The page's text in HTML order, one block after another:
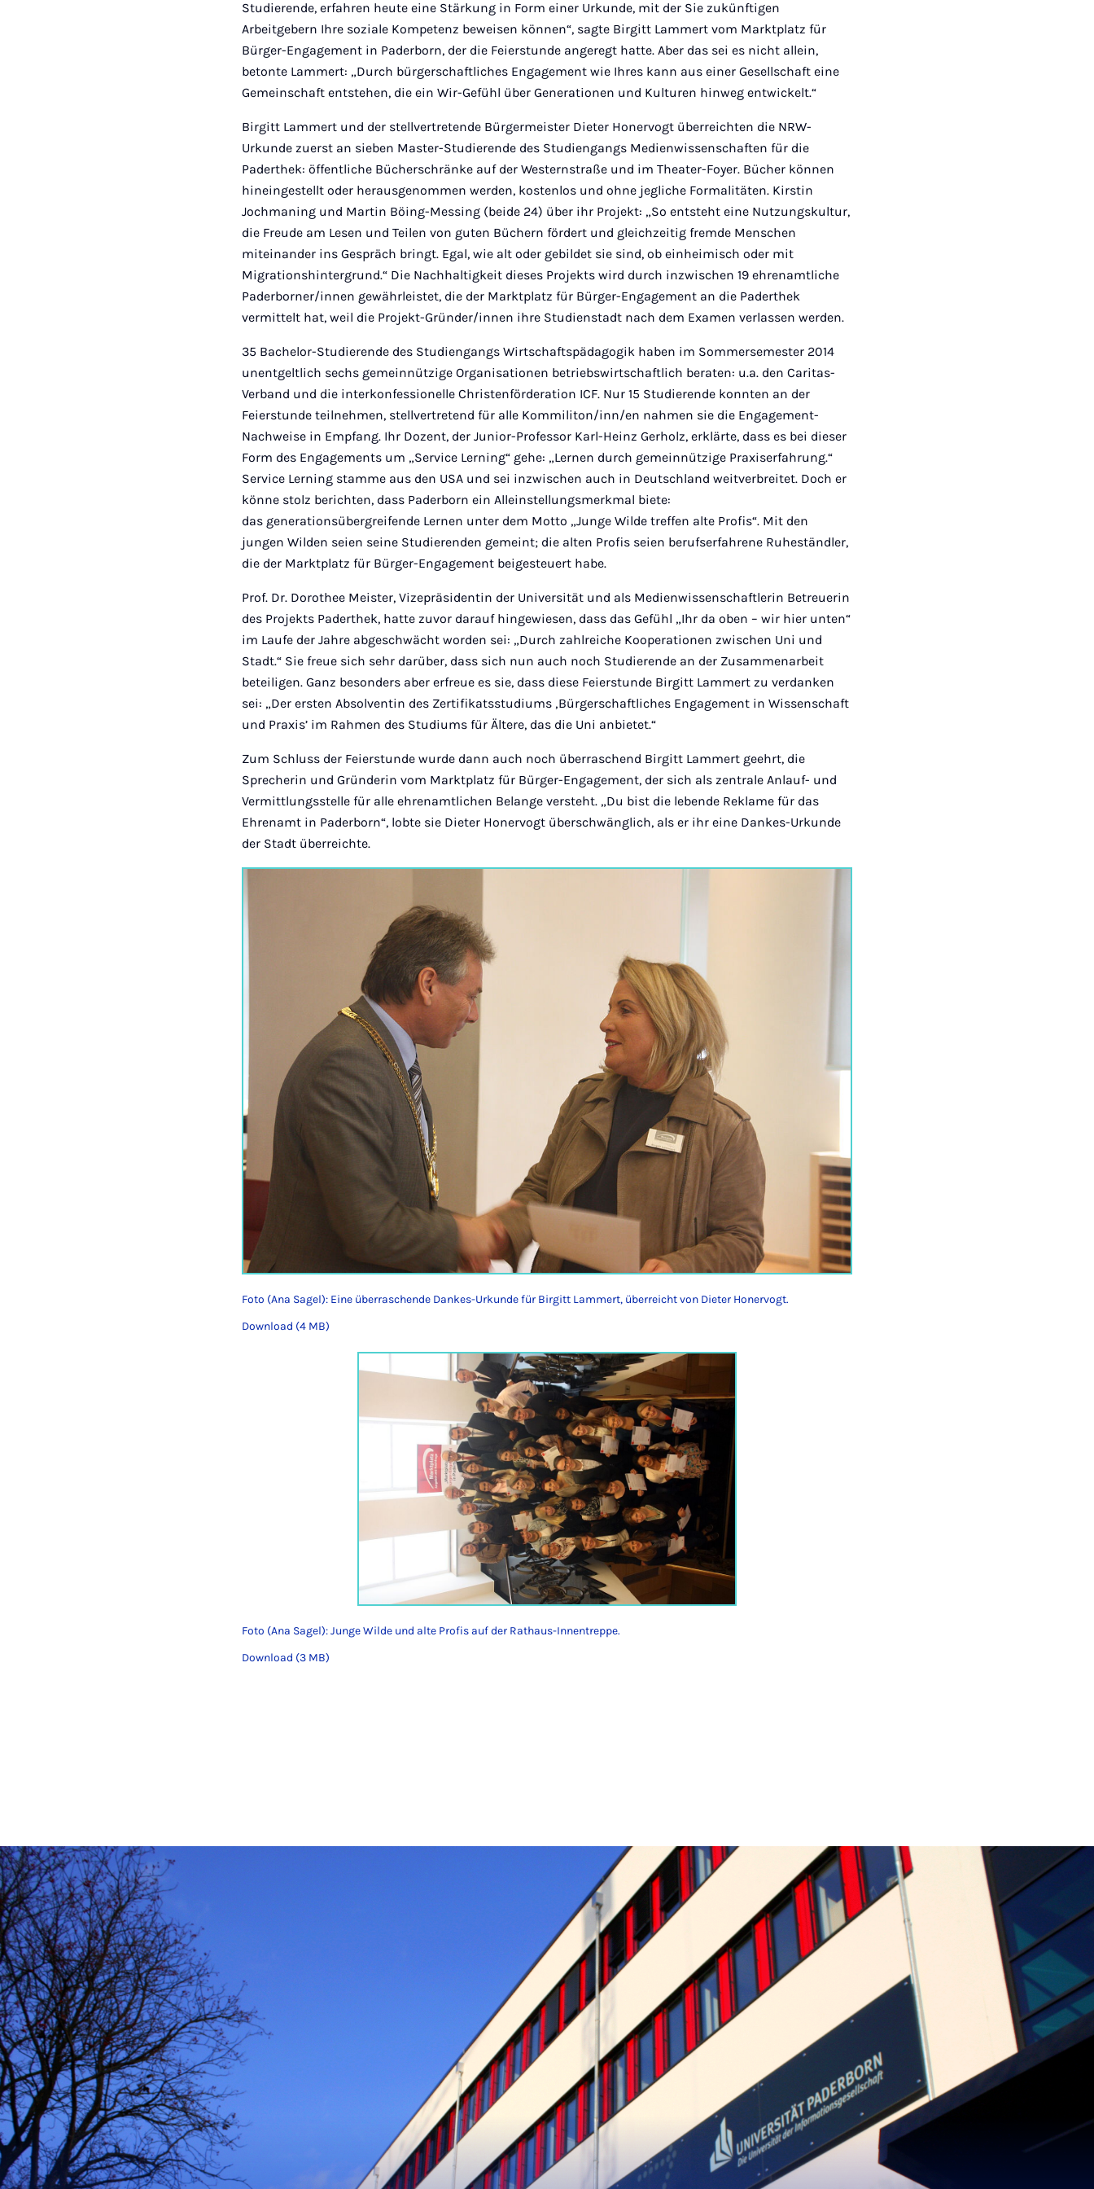
Studierende, erfahren heute eine Stärkung in Form einer Urkunde, mit der Sie zukünftigen
Arbeitgebern Ihre soziale Kompetenz beweisen können“, sagte Birgitt Lammert vom Marktplatz für
Bürger-Engagement in Paderborn, der die Feierstunde angeregt hatte. Aber das sei es nicht allein,
betonte Lammert: „Durch bürgerschaftliches Engagement wie Ihres kann aus einer Gesellschaft eine
Gemeinschaft entstehen, die ein Wir-Gefühl über Generationen und Kulturen hinweg entwickelt.“
Birgitt Lammert und der stellvertretende Bürgermeister Dieter Honervogt überreichten die NRW-
Urkunde zuerst an sieben Master-Studierende des Studiengangs Medienwissenschaften für die
Paderthek: öffentliche Bücherschränke auf der Westernstraße und im Theater-Foyer. Bücher können
hineingestellt oder herausgenommen werden, kostenlos und ohne jegliche Formalitäten. Kirstin
Jochmaning und Martin Böing-Messing (beide 24) über ihr Projekt: „So entsteht eine Nutzungskultur,
die Freude am Lesen und Teilen von guten Büchern fördert und gleichzeitig fremde Menschen
miteinander ins Gespräch bringt. Egal, wie alt oder gebildet sie sind, ob einheimisch oder mit
Migrationshintergrund.“ Die Nachhaltigkeit dieses Projekts wird durch inzwischen 19 ehrenamtliche
Paderborner/innen gewährleistet, die der Marktplatz für Bürger-Engagement an die Paderthek
vermittelt hat, weil die Projekt-Gründer/innen ihre Studienstadt nach dem Examen verlassen werden.
35 Bachelor-Studierende des Studiengangs Wirtschaftspädagogik haben im Sommersemester 2014
unentgeltlich sechs gemeinnützige Organisationen betriebswirtschaftlich beraten: u.a. den Caritas-
Verband und die interkonfessionelle Christenförderation ICF. Nur 15 Studierende konnten an der
Feierstunde teilnehmen, stellvertretend für alle Kommiliton/inn/en nahmen sie die Engagement-
Nachweise in Empfang. Ihr Dozent, der Junior-Professor Karl-Heinz Gerholz, erklärte, dass es bei dieser
Form des Engagements um „Service Lerning“ gehe: „Lernen durch gemeinnützige Praxiserfahrung.“
Service Lerning stamme aus den USA und sei inzwischen auch in Deutschland weitverbreitet. Doch er
könne stolz berichten, dass Paderborn ein Alleinstellungsmerkmal biete:
das generationsübergreifende Lernen unter dem Motto „Junge Wilde treffen alte Profis“. Mit den
jungen Wilden seien seine Studierenden gemeint; die alten Profis seien berufserfahrene Ruheständler,
die der Marktplatz für Bürger-Engagement beigesteuert habe.
Prof. Dr. Dorothee Meister, Vizepräsidentin der Universität und als Medienwissenschaftlerin Betreuerin
des Projekts Paderthek, hatte zuvor darauf hingewiesen, dass das Gefühl „Ihr da oben – wir hier unten“
im Laufe der Jahre abgeschwächt worden sei: „Durch zahlreiche Kooperationen zwischen Uni und
Stadt.“ Sie freue sich sehr darüber, dass sich nun auch noch Studierende an der Zusammenarbeit
beteiligen. Ganz besonders aber erfreue es sie, dass diese Feierstunde Birgitt Lammert zu verdanken
sei: „Der ersten Absolventin des Zertifikatsstudiums ‚Bürgerschaftliches Engagement in Wissenschaft
und Praxis’ im Rahmen des Studiums für Ältere, das die Uni anbietet.“
Zum Schluss der Feierstunde wurde dann auch noch überraschend Birgitt Lammert geehrt, die
Sprecherin und Gründerin vom Marktplatz für Bürger-Engagement, der sich als zentrale Anlauf- und
Vermittlungsstelle für alle ehrenamtlichen Belange versteht. „Du bist die lebende Reklame für das
Ehrenamt in Paderborn“, lobte sie Dieter Honervogt überschwänglich, als er ihr eine Dankes-Urkunde
der Stadt überreichte.
Foto (Ana Sagel): Eine überraschende Dankes-Urkunde für Birgitt Lammert, überreicht von Dieter Honervogt.
Download (4 MB)
Foto (Ana Sagel): Junge Wilde und alte Profis auf der Rathaus-Innentreppe.
Download (3 MB)